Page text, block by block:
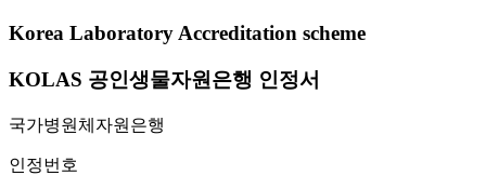
Korea Laboratory Accreditation scheme
KOLAS 공인생물자원은행 인정서
국가병원체자원은행
인정번호